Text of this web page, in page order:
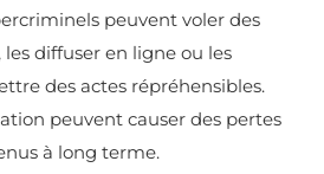
peuvent voler des
, les diffuser en ligne ou les
des actes répréhensibles.
peuvent causer des pertes
à long terme.